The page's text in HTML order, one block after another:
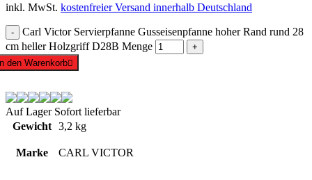
inkl. MwSt. kostenfreier Versand innerhalb Deutschland
Carl Victor Servierpfanne Gusseisenpfanne hoher Rand rund 28
cm heller Holzgriff D28B Menge
den Warenkorb
Auf LagerSofort lieferbar
Gewicht
3,2 kg
Marke CARL VICTOR